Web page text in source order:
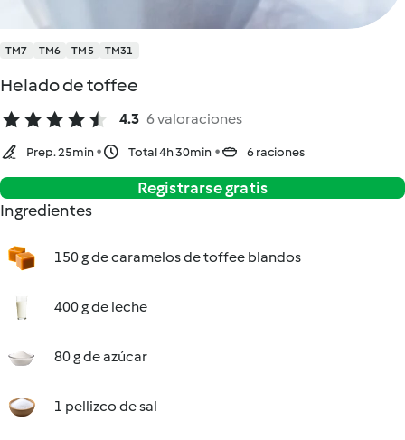
TM7 TM6 TM5 TM31
Helado de toffee
4.3 6 valoraciones
Prep. 25min Total 4h 30min 6 raciones
Registrarse gratis
Ingredientes
150 g de caramelos de toffee blandos
400 g de leche
80 g de azúcar
1 pellizco de sal